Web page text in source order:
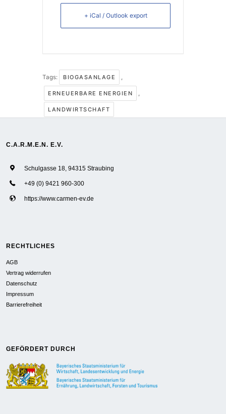
+ iCal / Outlook export
Tags: BIOGASANLAGE ,
ERNEUERBARE ENERGIEN ,
LANDWIRTSCHAFT
C.A.R.M.E.N. E.V.
Schulgasse 18, 94315 Straubing
+49 (0) 9421 960-300
https://www.carmen-ev.de
RECHTLICHES
AGB
Vertrag widerrufen
Datenschutz
Impressum
Barrierefreiheit
GEFÖRDERT DURCH